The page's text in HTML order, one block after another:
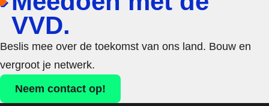
VVD.
Beslis mee over de toekomst van ons land. Bouw en
vergroot je netwerk.
Neem contact op!